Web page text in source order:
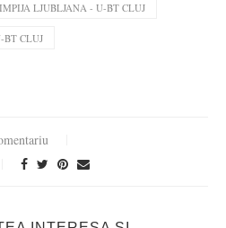
LJUBLJANA - U-BT CLUJ
BT CLUJ